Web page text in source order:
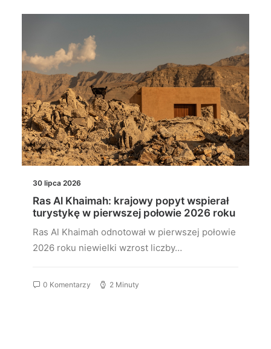
30 lipca 2026
Ras Al Khaimah: krajowy popyt wspierał
turystykę w pierwszej połowie 2026 roku
Ras Al Khaimah odnotował w pierwszej połowie
2026 roku niewielki wzrost liczby…
0 Komentarzy 2 Minuty